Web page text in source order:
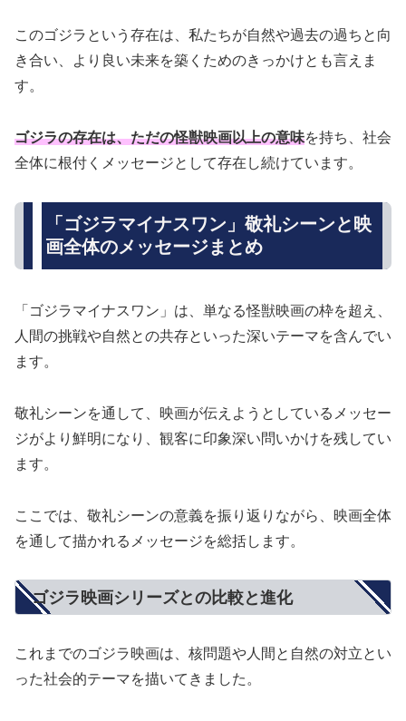
このゴジラという存在は、私たちが自然や過去の過ちと向
き合い、より良い未来を築くためのきっかけとも言えま
す。
ゴジラの存在は、ただの怪獣映画以上の意味を持ち、社会
全体に根付くメッセージとして存在し続けています。
「ゴジラマイナスワン」敬礼シーンと映
画全体のメッセージまとめ
「ゴジラマイナスワン」は、単なる怪獣映画の枠を超え、
人間の挑戦や自然との共存といった深いテーマを含んでい
ます。
敬礼シーンを通して、映画が伝えようとしているメッセー
ジがより鮮明になり、観客に印象深い問いかけを残してい
ます。
ここでは、敬礼シーンの意義を振り返りながら、映画全体
を通して描かれるメッセージを総括します。
ゴジラ映画シリーズとの比較と進化
これまでのゴジラ映画は、核問題や人間と自然の対立とい
った社会的テーマを描いてきました。